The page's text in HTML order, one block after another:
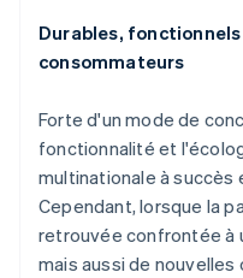
Stripe Sessions
Découvrez
Regarder la vidéo
Durables,
consommateurs
Forte d'un mode de
fonctionnalité et
multinationale à succès
Cependant, lorsque la
retrouvée confrontée à
mais aussi de